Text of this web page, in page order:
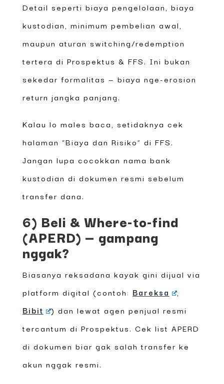
Detail seperti biaya pengelolaan, biaya
kustodian, minimum pembelian awal,
maupun aturan switching/redemption
tertera di Prospektus & FFS. Ini bukan
sekedar formalitas — biaya nge-erosion
return jangka panjang.
Kalau lo males baca, setidaknya cek
halaman “Biaya dan Risiko” di FFS.
Jangan lupa cocokkan nama bank
kustodian di dokumen resmi sebelum
transfer dana.
6) Beli & Where-to-find
(APERD) — gampang
nggak?
Biasanya reksadana kayak gini dijual via
platform digital (contoh: Bareksa
Bibit
) dan lewat agen penjual resmi
tercantum di Prospektus. Cek list APERD
di dokumen biar gak salah transfer ke
akun nggak resmi.